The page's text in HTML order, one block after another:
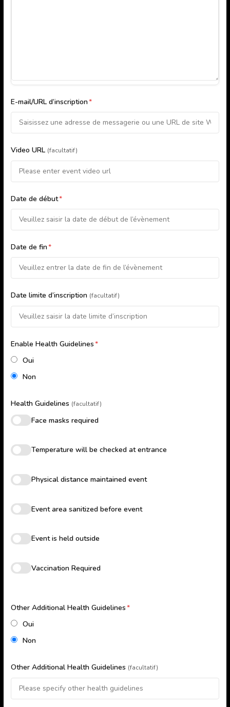
E-mail/URL d’inscription*
Video URL (facultatif)
Date de début*
Date de fin*
Date limite d’inscription (facultatif)
Enable Health Guidelines*
Oui
Non
Health Guidelines (facultatif)
Face masks required
Temperature will be checked at entrance
Physical distance maintained event
Event area sanitized before event
Event is held outside
Vaccination Required
Other Additional Health Guidelines*
Oui
Non
Other Additional Health Guidelines (facultatif)